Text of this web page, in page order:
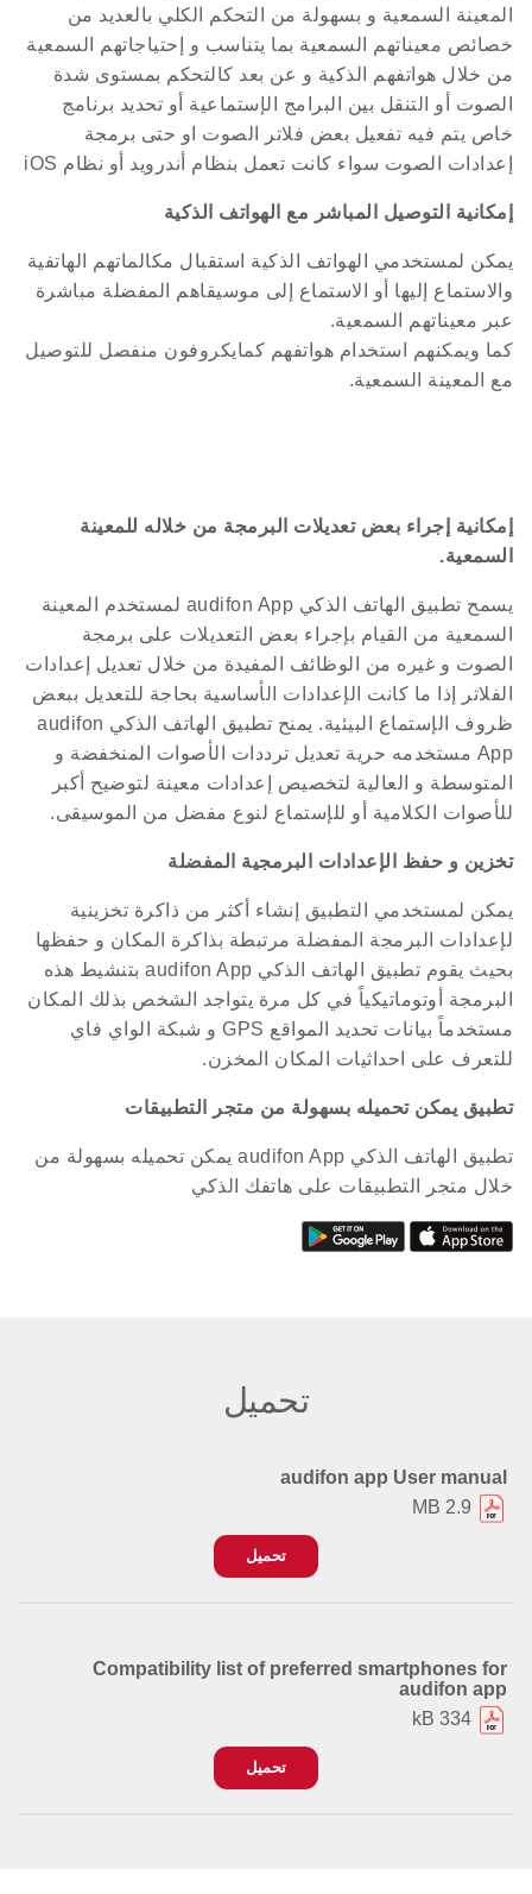
المعينة السمعية و بسهولة من التحكم الكلي بالعديد من
خصائص معيناتهم السمعية بما يتناسب و إحتياجاتهم السمعية
من خلال هواتفهم الذكية و عن بعد كالتحكم بمستوى شدة
الصوت أو التنقل بين البرامج الإستماعية أو تحديد برنامج
خاص يتم فيه تفعيل بعض فلاتر الصوت او حتى برمجة
إعدادات الصوت سواء كانت تعمل بنظام أندرويد أو نظام iOS
إمكانية التوصيل المباشر مع الهواتف الذكية
يمكن لمستخدمي الهواتف الذكية استقبال مكالماتهم الهاتفية
والاستماع إليها أو الاستماع إلى موسيقاهم المفضلة مباشرة
عبر معيناتهم السمعية.
كما ويمكنهم استخدام هواتفهم كمايكروفون منفصل للتوصيل
مع المعينة السمعية.
إمكانية إجراء بعض تعديلات البرمجة من خلاله للمعينة
السمعية.
يسمح تطبيق الهاتف الذكي audifon App لمستخدم المعينة
السمعية من القيام بإجراء بعض التعديلات على برمجة
الصوت و غيره من الوظائف المفيدة من خلال تعديل إعدادات
الفلاتر إذا ما كانت الإعدادات الأساسية بحاجة للتعديل ببعض
ظروف الإستماع البيئية. يمنح تطبيق الهاتف الذكي audifon
App مستخدمه حرية تعديل ترددات الأصوات المنخفضة و
المتوسطة و العالية لتخصيص إعدادات معينة لتوضيح أكبر
للأصوات الكلامية أو للإستماع لنوع مفضل من الموسيقى.
تخزين و حفظ الإعدادات البرمجية المفضلة
يمكن لمستخدمي التطبيق إنشاء أكثر من ذاكرة تخزينية
لإعدادات البرمجة المفضلة مرتبطة بذاكرة المكان و حفظها
بحيث يقوم تطبيق الهاتف الذكي audifon App بتنشيط هذه
البرمجة أوتوماتيكياً في كل مرة يتواجد الشخص بذلك المكان
مستخدماً بيانات تحديد المواقع GPS و شبكة الواي فاي
للتعرف على احداثيات المكان المخزن.
تطبيق يمكن تحميله بسهولة من متجر التطبيقات
تطبيق الهاتف الذكي audifon App يمكن تحميله بسهولة من
خلال متجر التطبيقات على هاتفك الذكي
تحميل
audifon app User manual
تحميل
Compatibility list of preferred smartphones for
audifon app
تحميل